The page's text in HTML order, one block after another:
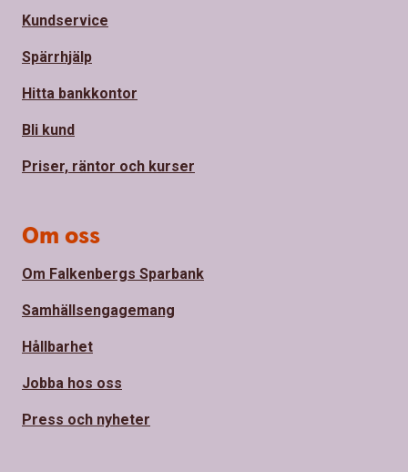
Kundservice
Spärrhjälp
Hitta bankkontor
Bli kund
Priser, räntor och kurser
Om oss
Om Falkenbergs Sparbank
Samhällsengagemang
Hållbarhet
Jobba hos oss
Press och nyheter